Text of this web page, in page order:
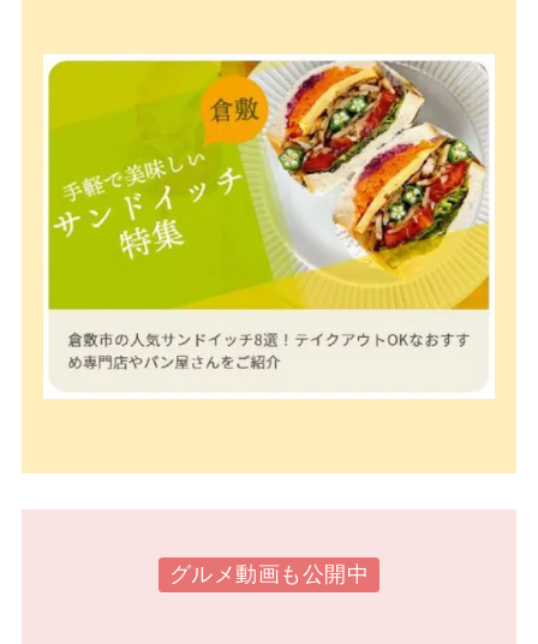
グルメ動画も公開中